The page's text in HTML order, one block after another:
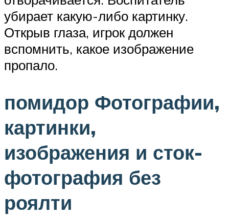
убирает какую-либо картинку.
Открыв глаза, игрок должен
вспомнить, какое изображение
пропало.
помидор Фотографии,
картинки,
изображения и сток-
фотография без
роялти